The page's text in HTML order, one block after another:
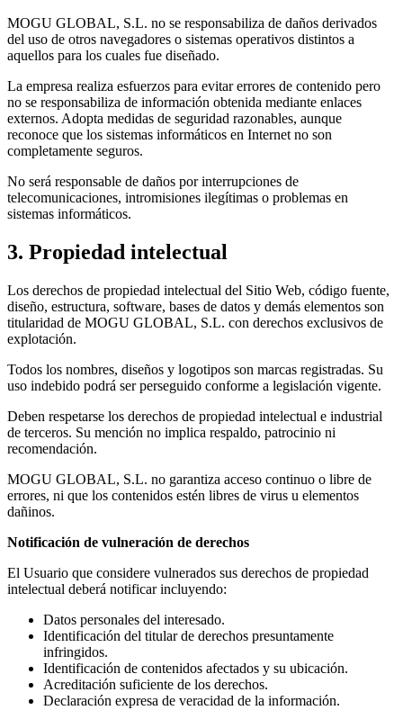
MOGU GLOBAL, S.L. no se responsabiliza de daños derivados
del uso de otros navegadores o sistemas operativos distintos a
aquellos para los cuales fue diseñado.
La empresa realiza esfuerzos para evitar errores de contenido pero
no se responsabiliza de información obtenida mediante enlaces
externos. Adopta medidas de seguridad razonables, aunque
reconoce que los sistemas informáticos en Internet no son
completamente seguros.
No será responsable de daños por interrupciones de
telecomunicaciones, intromisiones ilegítimas o problemas en
sistemas informáticos.
3. Propiedad intelectual
Los derechos de propiedad intelectual del Sitio Web, código fuente,
diseño, estructura, software, bases de datos y demás elementos son
titularidad de MOGU GLOBAL, S.L. con derechos exclusivos de
explotación.
Todos los nombres, diseños y logotipos son marcas registradas. Su
uso indebido podrá ser perseguido conforme a legislación vigente.
Deben respetarse los derechos de propiedad intelectual e industrial
de terceros. Su mención no implica respaldo, patrocinio ni
recomendación.
MOGU GLOBAL, S.L. no garantiza acceso continuo o libre de
errores, ni que los contenidos estén libres de virus u elementos
dañinos.
Notificación de vulneración de derechos
El Usuario que considere vulnerados sus derechos de propiedad
intelectual deberá notificar incluyendo:
Datos personales del interesado.
Identificación del titular de derechos presuntamente
infringidos.
Identificación de contenidos afectados y su ubicación.
Acreditación suficiente de los derechos.
Declaración expresa de veracidad de la información.